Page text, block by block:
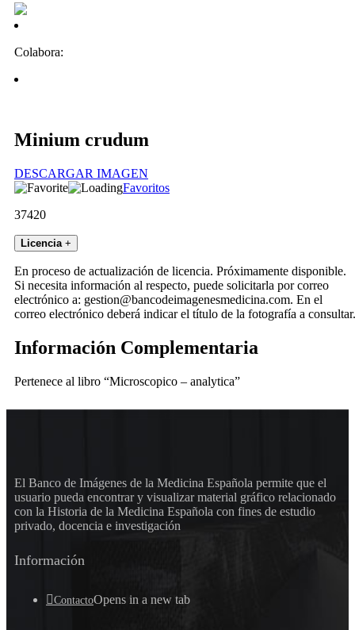
Colabora:
Minium crudum
DESCARGAR IMAGEN
Favoritos
37420
Licencia +
En proceso de actualización de licencia. Próximamente disponible.
Si necesita información al respecto, puede solicitarla por correo
electrónico a: gestion@bancodeimagenesmedicina.com. En el
correo electrónico deberá indicar el título de la fotografía a consultar.
Información Complementaria
Pertenece al libro “Microscopico – analytica”
El Banco de Imágenes de la Medicina Española permite que el
usuario pueda encontrar y visualizar material gráfico relacionado
con la Historia de la Medicina Española con fines de estudio
privado, docencia e investigación
Información
ContactoOpens in a new tab